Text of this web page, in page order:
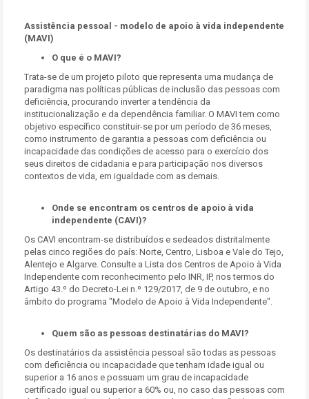
Assistência pessoal - modelo de apoio à vida independente
(MAVI)
O que é o MAVI?
Trata-se de um projeto piloto que representa uma mudança de
paradigma nas políticas públicas de inclusão das pessoas com
deficiência, procurando inverter a tendência da
institucionalização e da dependência familiar. O MAVI tem como
objetivo específico constituir-se por um período de 36 meses,
como instrumento de garantia a pessoas com deficiência ou
incapacidade das condições de acesso para o exercício dos
seus direitos de cidadania e para participação nos diversos
contextos de vida, em igualdade com as demais.
Onde se encontram os centros de apoio à vida
independente (CAVI)?
Os CAVI encontram-se distribuídos e sedeados distritalmente
pelas cinco regiões do país: Norte, Centro, Lisboa e Vale do Tejo,
Alentejo e Algarve. Consulte a Lista dos Centros de Apoio à Vida
Independente com reconhecimento pelo INR, IP, nos termos do
Artigo 43.º do Decreto-Lei n.º 129/2017, de 9 de outubro, e no
âmbito do programa "Modelo de Apoio à Vida Independente".
Quem são as pessoas destinatárias do MAVI?
Os destinatários da assistência pessoal são todas as pessoas
com deficiência ou incapacidade que tenham idade igual ou
superior a 16 anos e possuam um grau de incapacidade
certificado igual ou superior a 60% ou, no caso das pessoas com